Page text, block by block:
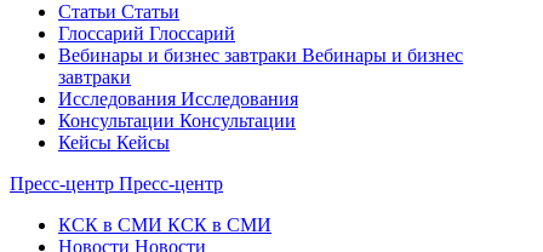
Статьи Статьи
Глоссарий Глоссарий
Вебинары и бизнес завтраки Вебинары и бизнес
завтраки
Исследования Исследования
Консультации Консультации
Кейсы Кейсы
Пресс-центр Пресс-центр
КСК в СМИ КСК в СМИ
Новости Новости